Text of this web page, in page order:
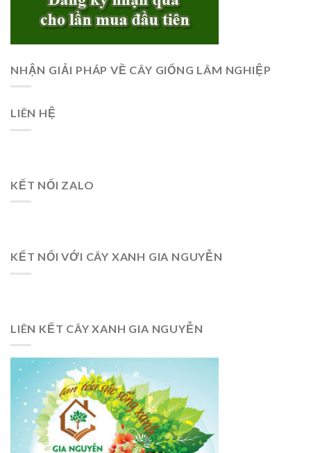
NHẬN GIẢI PHÁP VỀ CÂY GIỐNG LÂM NGHIỆP
LIÊN HỆ
KẾT NỐI ZALO
KẾT NỐI VỚI CÂY XANH GIA NGUYỄN
LIÊN KẾT CÂY XANH GIA NGUYỄN